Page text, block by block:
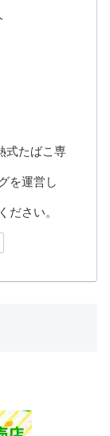
式たばこ専
を運営し
ださい。